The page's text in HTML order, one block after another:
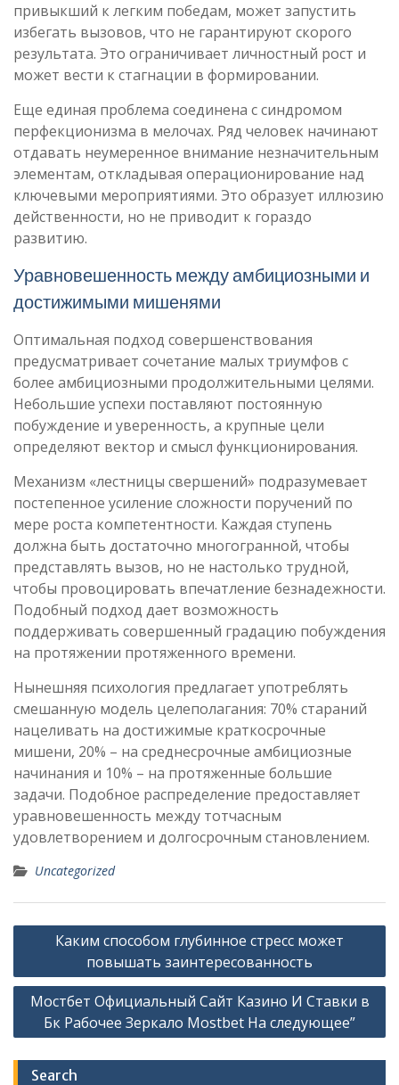
привыкший к легким победам, может запустить
избегать вызовов, что не гарантируют скорого
результата. Это ограничивает личностный рост и
может вести к стагнации в формировании.
Еще единая проблема соединена с синдромом
перфекционизма в мелочах. Ряд человек начинают
отдавать неумеренное внимание незначительным
элементам, откладывая операционирование над
ключевыми мероприятиями. Это образует иллюзию
действенности, но не приводит к гораздо
развитию.
Уравновешенность между амбициозными и
достижимыми мишенями
Оптимальная подход совершенствования
предусматривает сочетание малых триумфов с
более амбициозными продолжительными целями.
Небольшие успехи поставляют постоянную
побуждение и уверенность, а крупные цели
определяют вектор и смысл функционирования.
Механизм «лестницы свершений» подразумевает
постепенное усиление сложности поручений по
мере роста компетентности. Каждая ступень
должна быть достаточно многогранной, чтобы
представлять вызов, но не настолько трудной,
чтобы провоцировать впечатление безнадежности.
Подобный подход дает возможность
поддерживать совершенный градацию побуждения
на протяжении протяженного времени.
Нынешняя психология предлагает употреблять
смешанную модель целеполагания: 70% стараний
нацеливать на достижимые краткосрочные
мишени, 20% – на среднесрочные амбициозные
начинания и 10% – на протяженные большие
задачи. Подобное распределение предоставляет
уравновешенность между тотчасным
удовлетворением и долгосрочным становлением.
Uncategorized
Post
navigation
Каким способом глубинное стресс может
повышать заинтересованность
Мостбет Официальный Сайт Казино И Ставки в
Бк Рабочее Зеркало Mostbet На следующее”
Search